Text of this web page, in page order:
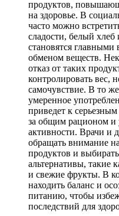
продуктов,
на здоровье. В
часто можно
сладости, белый
становятся
обменом веществ.
отказ от таких
контролировать вес,
самочувствие. В то
умеренное
приведет к
за общим рационом и
активности. Врачи и
обращать внимание
продуктов и
альтернативы, такие
и свежие фрукты. В
находить баланс и
питанию, чтобы
последствий для